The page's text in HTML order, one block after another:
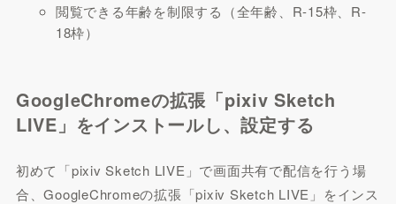
閲覧できる年齢を制限する（全年齢、R-15枠、R-
18枠）
GoogleChromeの拡張「pixiv Sketch
LIVE」をインストールし、設定する
初めて「pixiv Sketch LIVE」で画面共有で配信を行う場
合、GoogleChromeの拡張「pixiv Sketch LIVE」をインス